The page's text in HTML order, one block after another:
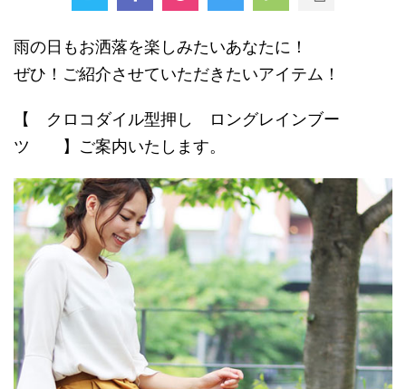
雨の日もお洒落を楽しみたいあなたに！
ぜひ！ご紹介させていただきたいアイテム！
【 クロコダイル型押し ロングレインブー
ツ 】ご案内いたします。